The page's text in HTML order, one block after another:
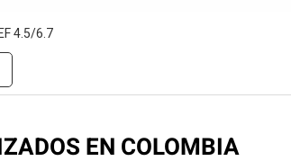
4.5/6.7
EN COLOMBIA